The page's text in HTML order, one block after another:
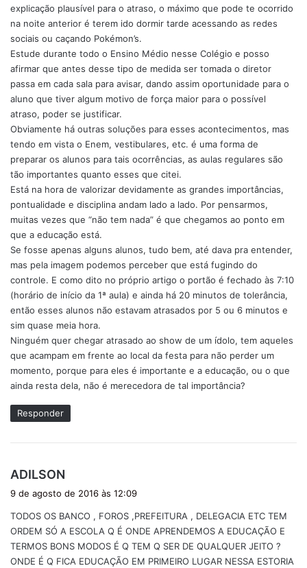
explicação plausível para o atraso, o máximo que pode te ocorrido
na noite anterior é terem ido dormir tarde acessando as redes
sociais ou caçando Pokémon’s.
Estude durante todo o Ensino Médio nesse Colégio e posso
afirmar que antes desse tipo de medida ser tomada o diretor
passa em cada sala para avisar, dando assim oportunidade para o
aluno que tiver algum motivo de força maior para o possível
atraso, poder se justificar.
Obviamente há outras soluções para esses acontecimentos, mas
tendo em vista o Enem, vestibulares, etc. é uma forma de
preparar os alunos para tais ocorrências, as aulas regulares são
tão importantes quanto esses que citei.
Está na hora de valorizar devidamente as grandes importâncias,
pontualidade e disciplina andam lado a lado. Por pensarmos,
muitas vezes que “não tem nada” é que chegamos ao ponto em
que a educação está.
Se fosse apenas alguns alunos, tudo bem, até dava pra entender,
mas pela imagem podemos perceber que está fugindo do
controle. E como dito no próprio artigo o portão é fechado às 7:10
(horário de início da 1ª aula) e ainda há 20 minutos de tolerância,
então esses alunos não estavam atrasados por 5 ou 6 minutos e
sim quase meia hora.
Ninguém quer chegar atrasado ao show de um ídolo, tem aqueles
que acampam em frente ao local da festa para não perder um
momento, porque para eles é importante e a educação, ou o que
ainda resta dela, não é merecedora de tal importância?
Responder
ADILSON
s
e
:
9 de agosto de 2016 às 12:09
TODOS OS BANCO , FOROS ,PREFEITURA , DELEGACIA ETC TEM
ORDEM SÓ A ESCOLA Q É ONDE APRENDEMOS A EDUCAÇÃO E
TERMOS BONS MODOS É Q TEM Q SER DE QUALQUER JEITO ?
ONDE É Q FICA EDUCAÇÃO EM PRIMEIRO LUGAR NESSA ESTORIA